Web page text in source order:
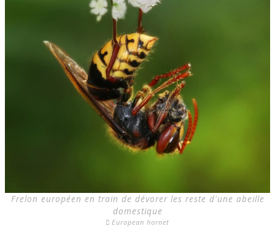
Frelon européen en train de dévorer les reste d'une abeille
domestique
European hornet